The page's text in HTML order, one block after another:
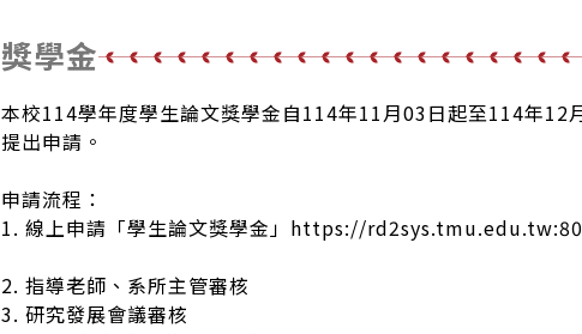
獎學金
本校114學年度學生論文獎學金自114年11月03日起至114年
提出申請。
申請流程：
1. 線上申請「學生論文獎學金」https://
2. 指導老師、系所主管審核
3. 研究發展會議審核